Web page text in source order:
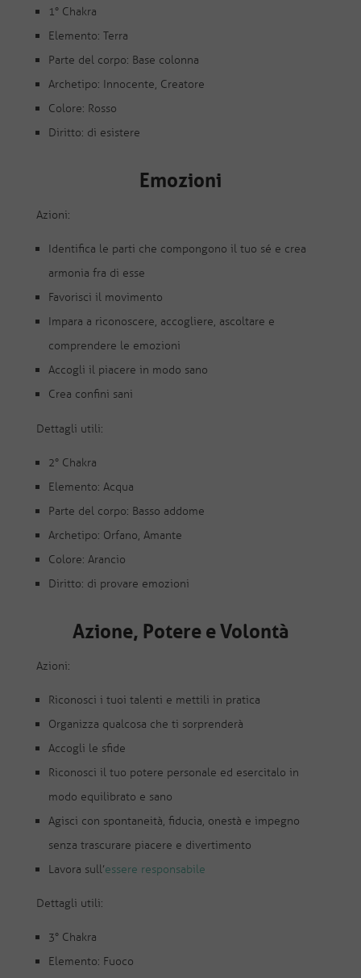
1° Chakra
Elemento: Terra
Parte del corpo: Base colonna
Archetipo: Innocente, Creatore
Colore: Rosso
Diritto: di esistere
Emozioni
Azioni:
Identifica le parti che compongono il tuo sé e crea
armonia fra di esse
Favorisci il movimento
Impara a riconoscere, accogliere, ascoltare e
comprendere le emozioni
Accogli il piacere in modo sano
Crea confini sani
Dettagli utili:
2° Chakra
Elemento: Acqua
Parte del corpo: Basso addome
Archetipo: Orfano, Amante
Colore: Arancio
Diritto: di provare emozioni
Azione, Potere e Volontà
Azioni:
Riconosci i tuoi talenti e mettili in pratica
Organizza qualcosa che ti sorprenderà
Accogli le sfide
Riconosci il tuo potere personale ed esercitalo in
modo equilibrato e sano
Agisci con spontaneità, fiducia, onestà e impegno
senza trascurare piacere e divertimento
Lavora sull’essere responsabile
Dettagli utili:
3° Chakra
Elemento: Fuoco